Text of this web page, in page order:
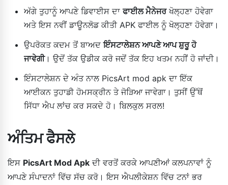
ਅੱਗੇ ਤੁਹਾਨੂੰ ਆਪਣੇ ਡਿਵਾਈਸ ਦਾਫਾਈਲ ਮੈਨੇਜਰਖੋਲ੍ਹਣਾ ਹੋਵੇਗਾ
ਅਤੇ ਇਸ ਨਵੀਂ ਡਾਊਨਲੋਡ ਕੀਤੀ APK ਫਾਈਲ ਨੂੰ ਖੋਲ੍ਹਣਾ ਹੋਵੇਗਾ।
ਉਪਰੋਕਤ ਕਦਮ ਤੋਂ ਬਾਅਦਇੰਸਟਾਲੇਸ਼ਨ ਆਪਣੇ ਆਪ ਸ਼ੁਰੂ ਹੋ
ਜਾਵੇਗੀ। ਉਦੋਂ ਤੱਕ ਉਡੀਕ ਕਰੋ ਜਦੋਂ ਤੱਕ ਇਹ ਖਤਮ ਨਹੀਂ ਹੋ ਜਾਂਦੀ।
ਇੰਸਟਾਲੇਸ਼ਨ ਦੇ ਅੰਤ ਨਾਲ PicsArt mod apk ਦਾ ਇੱਕ
ਆਈਕਨ ਤੁਹਾਡੀ ਹੋਮਸਕ੍ਰੀਨ ਤੇ ਜੋੜਿਆ ਜਾਵੇਗਾ। ਤੁਸੀਂ ਉੱਥੋਂ
ਸਿੱਧਾ ਐਪ ਲਾਂਚ ਕਰ ਸਕਦੇ ਹੋ। ਬਿਲਕੁਲ ਸਰਲ!
ਅੰਤਿਮ ਫੈਸਲੇ
ਇਸ PicsArt Mod Apk ਦੀ ਵਰਤੋਂ ਕਰਕੇ ਆਪਣੀਆਂ ਕਲਪਨਾਵਾਂ ਨੂੰ
ਆਪਣੇ ਸੰਪਾਦਨਾਂ ਵਿੱਚ ਸੱਚ ਕਰੋ। ਇਸ ਐਪਲੀਕੇਸ਼ਨ ਵਿੱਚ ਟਨਾਂ ਭਰ